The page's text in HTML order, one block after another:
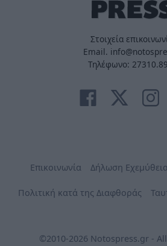
Στοιχεία
Email.
Τηλέφωνο:
Επικοινωνία Δήλωση
Πολιτική κατά της Διαφθοράς
©2010-2026 Notospress.gr -